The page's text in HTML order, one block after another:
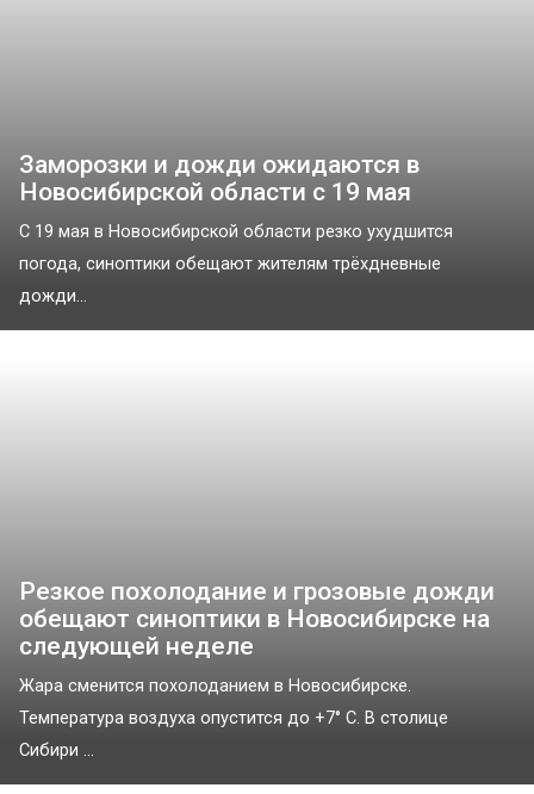
Заморозки и дожди ожидаются в
Новосибирской области с 19 мая
С 19 мая в Новосибирской области резко ухудшится
погода, синоптики обещают жителям трёхдневные
дожди...
Резкое похолодание и грозовые дожди
обещают синоптики в Новосибирске на
следующей неделе
Жара сменится похолоданием в Новосибирске.
Температура воздуха опустится до +7° C. В столице
Сибири ...